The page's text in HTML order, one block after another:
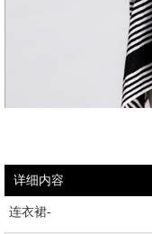
详细内容
连衣裙-